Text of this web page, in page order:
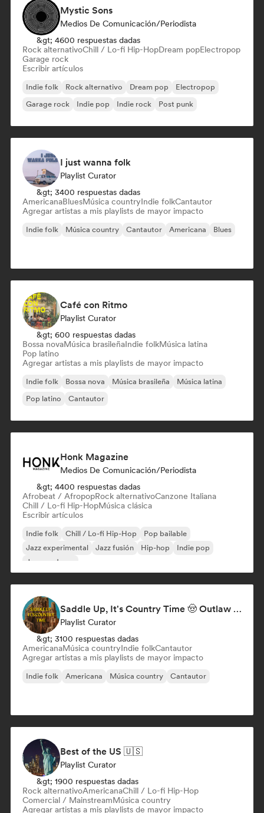
Mystic Sons
Medios De Comunicación/Periodista
&gt; 4600 respuestas dadas
Rock alternativoChill / Lo-fi Hip-HopDream popElectropop
Garage rock
Escribir artículos
Indie folk Rock alternativo Dream pop
Electropop
Garage rock
Indie pop Indie rock Post punk
I just wanna folk
Playlist Curator
&gt; 3400 respuestas dadas
AmericanaBluesMúsica countryIndie folkCantautor
Agregar artistas a mis playlists de mayor impacto
Indie folk Música country Cantautor Americana Blues
Café con Ritmo
Playlist Curator
&gt; 600 respuestas dadas
Bossa novaMúsica brasileñaIndie folkMúsica latina
Pop latino
Agregar artistas a mis playlists de mayor impacto
Indie folk Bossa nova Música brasileña
Música latina
Pop latino
Cantautor
Honk Magazine
Medios De Comunicación/Periodista
&gt; 4400 respuestas dadas
Afrobeat / AfropopRock alternativoCanzone Italiana
Chill / Lo-fi Hip-HopMúsica clásica
Escribir artículos
Indie folk Chill / Lo-fi Hip-Hop
Pop bailable
Jazz experimental
Jazz fusión Hip-hop
Indie pop
Jazz moderno
Saddle Up, It's Country Time 🤠 Outlaw Country, Americana & Country Rock
Playlist Curator
&gt; 3100 respuestas dadas
AmericanaMúsica countryIndie folkCantautor
Agregar artistas a mis playlists de mayor impacto
Indie folk Americana Música country Cantautor
Best of the US 🇺🇸
Playlist Curator
&gt; 1900 respuestas dadas
Rock alternativoAmericanaChill / Lo-fi Hip-Hop
Comercial / MainstreamMúsica country
Agregar artistas a mis playlists de mayor impacto